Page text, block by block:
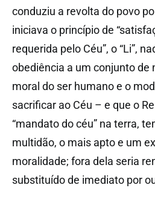
conduziu a revolta do povo
iniciava o princípio de
requerida pelo Céu”, o “Li”,
obediência a um conjunto de
moral do ser humano e o
sacrificar ao Céu – e que o
“mandato do céu” na terra,
multidão, o mais apto e um
moralidade; fora dela seria
substituído de imediato por